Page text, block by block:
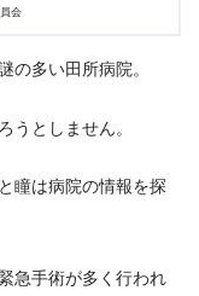
会
の多い田所病院。
うとしません。
瞳は病院の情報を探
急手術が多く行われ